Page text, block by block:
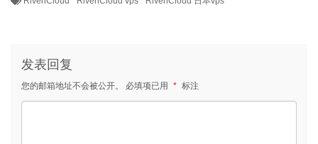
发表回复
您的邮箱地址不会被公开。 必填项已用 * 标注